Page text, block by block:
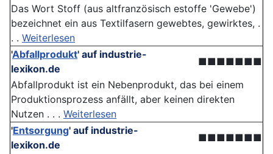
Das Wort Stoff (aus altfranzösisch estoffe 'Gewebe')
bezeichnet ein aus Textilfasern gewebtes, gewirktes, .
. . Weiterlesen
'Abfallprodukt' auf industrie-
lexikon.de
■■■■■■■
Abfallprodukt ist ein Nebenprodukt, das bei einem
Produktionsprozess anfällt, aber keinen direkten
Nutzen . . . Weiterlesen
'Entsorgung' auf industrie-
lexikon.de
■■■■■■■